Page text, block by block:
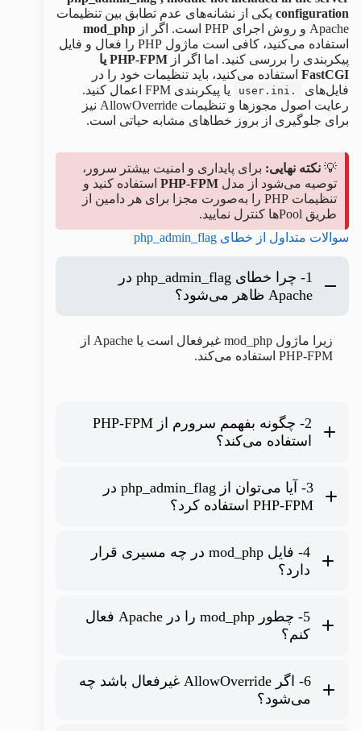
configuration یکی از نشانه‌های عدم تطابق بین تنظیمات
Apache و روش اجرای PHP است. اگر از
mod_php
استفاده می‌کنید، کافی است ماژول PHP را فعال و فایل
پیکربندی را بررسی کنید. اما اگر از
PHP-FPM یا
FastCGI استفاده می‌کنید، باید تنظیمات خود را در
فایل‌های
.user.ini
یا پیکربندی FPM اعمال کنید.
رعایت اصول مجوزها و تنظیمات AllowOverride نیز
برای جلوگیری از بروز خطاهای مشابه حیاتی است.
💡 نکته نهایی: برای پایداری و امنیت بیشتر سرور،
توصیه می‌شود از مدل PHP-FPM استفاده کنید و
تنظیمات PHP را به‌صورت مجزا برای هر دامین از
طریق Poolها کنترل نمایید.
سوالات متداول از خطای php_admin_flag
1- چرا خطای php_admin_flag در
Apache ظاهر می‌شود؟
زیرا ماژول mod_php غیرفعال است یا Apache از
PHP-FPM استفاده می‌کند.
2- چگونه بفهمم سرورم از PHP-FPM
استفاده می‌کند؟
3- آیا می‌توان از php_admin_flag در
PHP-FPM استفاده کرد؟
.user.ini
4- فایل mod_php در چه مسیری قرار
دارد؟
/usr/lib/apache2/modules/libphp.so
5- چطور mod_php را در Apache فعال
کنم؟
sudo a2enmod php8.2
sudo
systemctl restart apache2
6- اگر AllowOverride غیرفعال باشد چه
می‌شود؟